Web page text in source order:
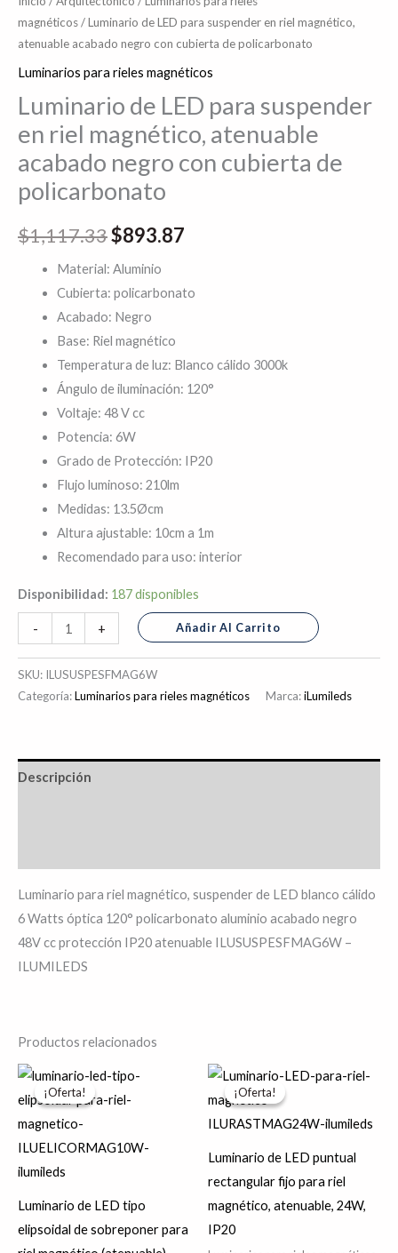
magnéticos/ Luminario de LED para suspender en riel magnético,
atenuable acabado negro con cubierta de policarbonato
Luminarios para rieles magnéticos
Luminario de LED para suspender
en riel magnético, atenuable
acabado negro con cubierta de
policarbonato
$1,117.33$893.87
Material: Aluminio
Cubierta: policarbonato
Acabado: Negro
Base: Riel magnético
Temperatura de luz: Blanco cálido 3000k
Ángulo de iluminación: 120°
Voltaje: 48 V cc
Potencia: 6W
Grado de Protección: IP20
Flujo luminoso: 210lm
Medidas: 13.5Øcm
Altura ajustable: 10cm a 1m
Recomendado para uso: interior
Disponibilidad: 187 disponibles
-
de
policarbonato
cantidad
+ Añadir Al Carrito
SKU: ILUSUSPESFMAG6W
Categoría:Luminarios para rieles magnéticos Marca:iLumileds
Descripción
Luminario para riel magnético, suspender de LED blanco cálido
6 Watts óptica 120° policarbonato aluminio acabado negro
48V cc protección IP20 atenuable ILUSUSPESFMAG6W –
ILUMILEDS
Productos relacionados
¡Oferta!
¡Oferta!
Luminario de LED tipo
elipsoidal de sobreponer para
El
precio
original
$7,175.28.
precio
actual
¡Oferta!
¡Oferta!
Luminario de LED puntual
rectangular fijo para riel
magnético, atenuable, 24W,
IP20
precio
original
$831.02.
El
precio
$664.82.